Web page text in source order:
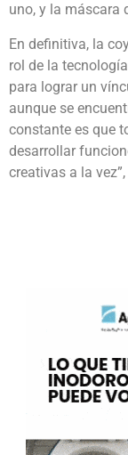
uno, y la máscara
En definitiva, la
rol de la
para lograr un
aunque se
constante es que
desarrollar
creativas a la